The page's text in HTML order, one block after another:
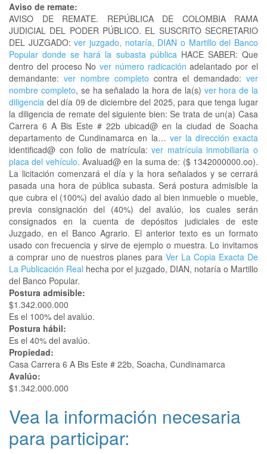
Aviso de remate:
AVISO DE REMATE. REPÚBLICA DE COLOMBIA RAMA
JUDICIAL DEL PODER PÚBLICO. EL SUSCRITO SECRETARIO
DEL JUZGADO: ver juzgado, notaría, DIAN o Martillo del Banco
Popular donde se hará la subasta públicaHACE SABER: Que
dentro del proceso Nover número radicación adelantado por el
demandante: ver nombre completo contra el demandado: ver
nombre completo, se ha señalado la hora de la(s) ver hora de la
diligencia del día 09 de diciembre del 2025, para que tenga lugar
la diligencia de remate del siguiente bien: Se trata de un(a) Casa
Carrera 6 A Bis Este # 22b ubicad@ en la ciudad de Soacha
departamento de Cundinamarca en la… ver la dirección exacta
identificad@ con folio de matrícula:ver matrícula inmobiliaria o
placa del vehículo. Avaluad@ en la suma de: ($ 1342000000.oo).
La licitación comenzará el día y la hora señalados y se cerrará
pasada una hora de pública subasta. Será postura admisible la
que cubra el (100%) del avalúo dado al bien inmueble o mueble,
previa consignación del (40%) del avalúo, los cuales serán
consignados en la cuenta de depósitos judiciales de este
Juzgado, en el Banco Agrario. El anterior texto es un formato
usado con frecuencia y sirve de ejemplo o muestra. Lo invitamos
a comprar uno de nuestros planes para Ver La Copia Exacta De
La Publicación Real hecha por el juzgado, DIAN, notaría o Martillo
del Banco Popular.
Postura admisible:
$1.342.000.000
Es el 100% del avalúo.
Postura hábil:
Es el 40% del avalúo.
Propiedad:
Casa Carrera 6 A Bis Este # 22b, Soacha, Cundinamarca
Avalúo:
$1.342.000.000
Vea la información necesaria
para participar: